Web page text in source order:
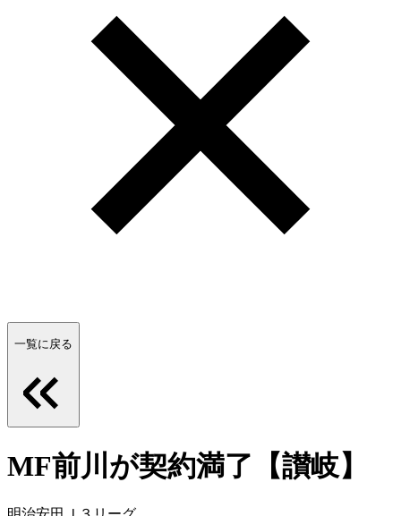
一覧に戻る
MF前川が契約満了【讃岐】